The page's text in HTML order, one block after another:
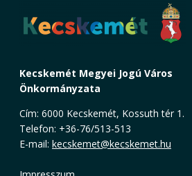
Kecskemét Megyei Jogú Város
Önkormányzata
Cím: 6000 Kecskemét, Kossuth tér 1.
Telefon: +36-76/513-513
E-mail: kecskemet@kecskemet.hu